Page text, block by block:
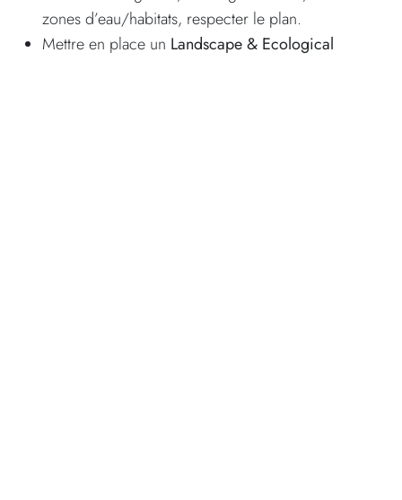
zones d’eau/habitats, respecter le plan.
Mettre en place un Landscape & Ecological